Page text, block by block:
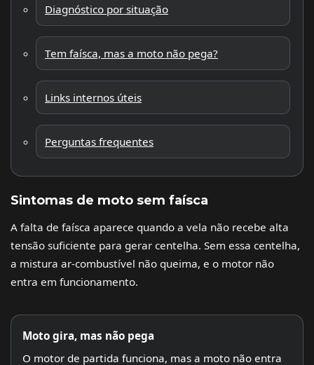
Diagnóstico por situação
Tem faísca, mas a moto não pega?
Links internos úteis
Perguntas frequentes
Sintomas de moto sem faísca
A falta de faísca aparece quando a vela não recebe alta
tensão suficiente para gerar centelha. Sem essa centelha,
a mistura ar-combustível não queima, e o motor não
entra em funcionamento.
Moto gira, mas não pega
O motor de partida funciona, mas a moto não entra